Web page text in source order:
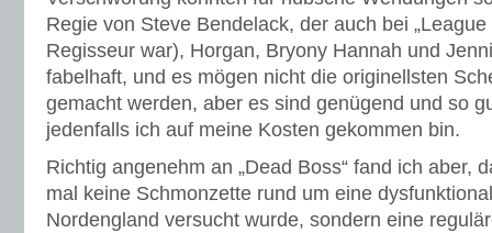
Regie von Steve Bendelack, der auch bei „League
Regisseur war), Horgan, Bryony Hannah und
fabelhaft, und es mögen nicht die originellsten
gemacht werden, aber es sind genügend und so
jedenfalls ich auf meine Kosten gekommen bin.
Richtig angenehm an „Dead Boss“ fand ich aber,
mal keine Schmonzette rund um eine
Nordengland versucht wurde, sondern eine